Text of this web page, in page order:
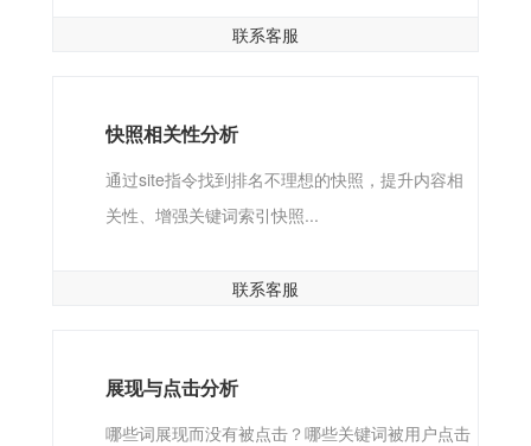
联系客服
快照相关性分析
通过site指令找到排名不理想的快照，提升内容相
关性、增强关键词索引快照...
联系客服
展现与点击分析
哪些词展现而没有被点击？哪些关键词被用户点击